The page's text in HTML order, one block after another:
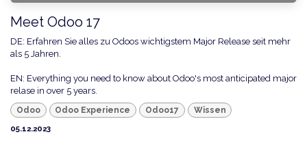
Meet Odoo 17
DE: Erfahren Sie alles zu Odoos wichtigstem Major Release seit mehr
als 5 Jahren.
EN: Everything you need to know about Odoo's most anticipated major
relase in over 5 years.
Odoo Odoo Experience Odoo17
Wissen
05.12.2023